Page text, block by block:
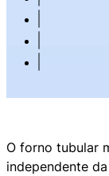
O forno tubular
independente